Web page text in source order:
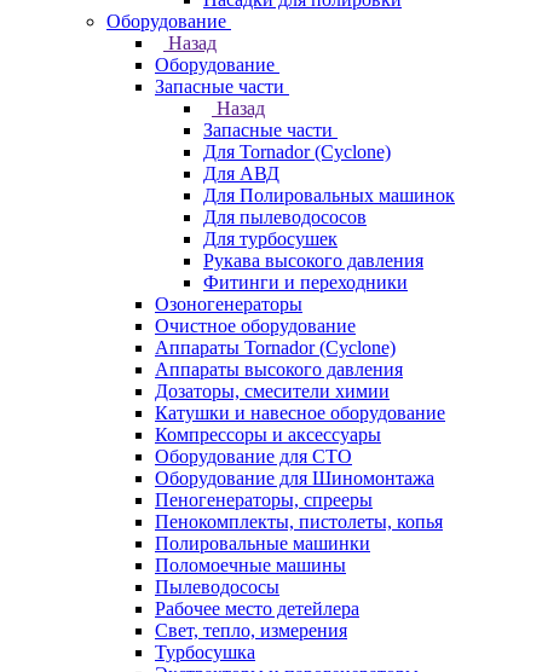
Оборудование
Назад
Оборудование
Запасные части
Назад
Запасные части
Для Tornador (Cyclone)
Для АВД
Для Полировальных машинок
Для пылеводососов
Для турбосушек
Рукава высокого давления
Фитинги и переходники
Озоногенераторы
Очистное оборудование
Аппараты Tornador (Cyclone)
Аппараты высокого давления
Дозаторы, смесители химии
Катушки и навесное оборудование
Компрессоры и аксессуары
Оборудование для СТО
Оборудование для Шиномонтажа
Пеногенераторы, спрееры
Пенокомплекты, пистолеты, копья
Полировальные машинки
Поломоечные машины
Пылеводососы
Рабочее место детейлера
Свет, тепло, измерения
Турбосушка